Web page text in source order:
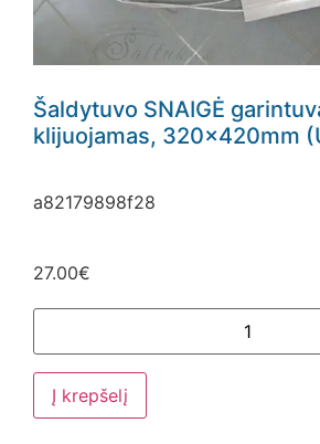
Šaldytuvo SNAIGĖ
klijuojamas, 320x420mm
a82179898f28
27.00€
Į krepšelį